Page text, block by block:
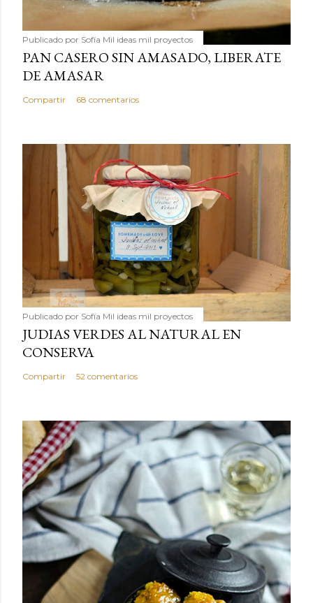
Publicado por Sofía Mil ideas mil proyectos
PAN CASERO SIN AMASADO, LIBERATE
DE AMASAR
Compartir 68 comentarios
Publicado por Sofía Mil ideas mil proyectos
JUDIAS VERDES AL NATURAL EN
CONSERVA
Compartir 52 comentarios